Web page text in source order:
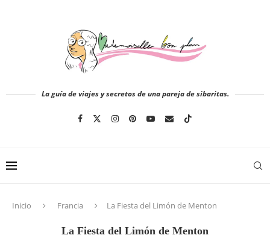
La guía de viajes y secretos de una pareja de sibaritas.
Inicio Francia La Fiesta del Limón de Menton
La Fiesta del Limón de Menton